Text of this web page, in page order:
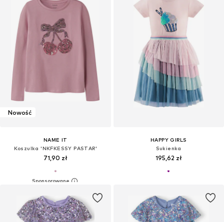
Nowość
NAME IT
Koszulka 'NKFKESSY PASTAR'
71,90 zł
HAPPY GIRLS
Sukienka
195,62 zł